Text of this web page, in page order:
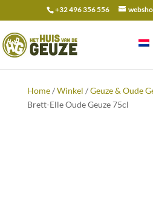
+32 496 356 556
naar:
Home/Winkel /Geuze & Oude
Brett-Elle Oude Geuze 75cl